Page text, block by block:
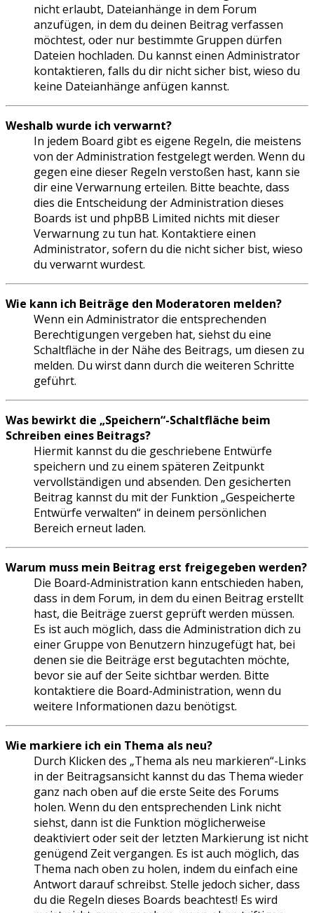
nicht erlaubt, Dateianhänge in dem Forum
anzufügen, in dem du deinen Beitrag verfassen
möchtest, oder nur bestimmte Gruppen dürfen
Dateien hochladen. Du kannst einen Administrator
kontaktieren, falls du dir nicht sicher bist, wieso du
keine Dateianhänge anfügen kannst.
Weshalb wurde ich verwarnt?
In jedem Board gibt es eigene Regeln, die meistens
von der Administration festgelegt werden. Wenn du
gegen eine dieser Regeln verstoßen hast, kann sie
dir eine Verwarnung erteilen. Bitte beachte, dass
dies die Entscheidung der Administration dieses
Boards ist und phpBB Limited nichts mit dieser
Verwarnung zu tun hat. Kontaktiere einen
Administrator, sofern du die nicht sicher bist, wieso
du verwarnt wurdest.
Wie kann ich Beiträge den Moderatoren melden?
Wenn ein Administrator die entsprechenden
Berechtigungen vergeben hat, siehst du eine
Schaltfläche in der Nähe des Beitrags, um diesen zu
melden. Du wirst dann durch die weiteren Schritte
geführt.
Was bewirkt die „Speichern“-Schaltfläche beim
Schreiben eines Beitrags?
Hiermit kannst du die geschriebene Entwürfe
speichern und zu einem späteren Zeitpunkt
vervollständigen und absenden. Den gesicherten
Beitrag kannst du mit der Funktion „Gespeicherte
Entwürfe verwalten“ in deinem persönlichen
Bereich erneut laden.
Warum muss mein Beitrag erst freigegeben werden?
Die Board-Administration kann entschieden haben,
dass in dem Forum, in dem du einen Beitrag erstellt
hast, die Beiträge zuerst geprüft werden müssen.
Es ist auch möglich, dass die Administration dich zu
einer Gruppe von Benutzern hinzugefügt hat, bei
denen sie die Beiträge erst begutachten möchte,
bevor sie auf der Seite sichtbar werden. Bitte
kontaktiere die Board-Administration, wenn du
weitere Informationen dazu benötigst.
Wie markiere ich ein Thema als neu?
Durch Klicken des „Thema als neu markieren“-Links
in der Beitragsansicht kannst du das Thema wieder
ganz nach oben auf die erste Seite des Forums
holen. Wenn du den entsprechenden Link nicht
siehst, dann ist die Funktion möglicherweise
deaktiviert oder seit der letzten Markierung ist nicht
genügend Zeit vergangen. Es ist auch möglich, das
Thema nach oben zu holen, indem du einfach eine
Antwort darauf schreibst. Stelle jedoch sicher, dass
du die Regeln dieses Boards beachtest! Es wird